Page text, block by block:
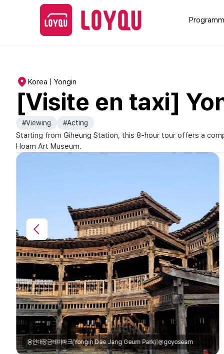
Korea | Yongin
[Visite en taxi]
#Viewing #Acting
Starting from Giheung Station, this 8-hour tour offers a
Hoam Art Museum.
용인대장금테마파크(Yongin Dae Jang Geum Park)|@geonnam_p